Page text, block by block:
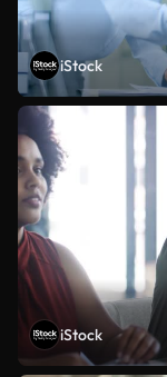
iStock
iStock